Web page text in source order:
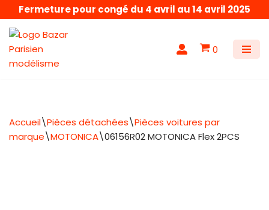
Aller
au
contenu
Fermeture pour congé du 4 avril au 14 avril 2025
0
Accueil\Pièces détachées\Pièces voitures par
marque\MOTONICA\06156R02 MOTONICA Flex 2PCS